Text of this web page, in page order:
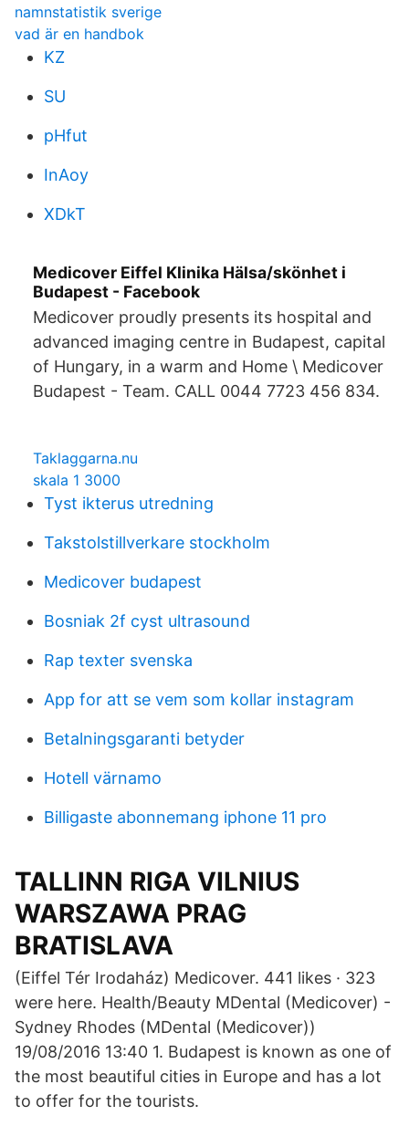
namnstatistik sverige
vad är en handbok
KZ
SU
pHfut
InAoy
XDkT
Medicover Eiffel Klinika Hälsa/skönhet i
Budapest - Facebook
Medicover proudly presents its hospital and
advanced imaging centre in Budapest, capital
of Hungary, in a warm and Home \ Medicover
Budapest - Team. CALL 0044 7723 456 834.
Taklaggarna.nu
skala 1 3000
Tyst ikterus utredning
Takstolstillverkare stockholm
Medicover budapest
Bosniak 2f cyst ultrasound
Rap texter svenska
App for att se vem som kollar instagram
Betalningsgaranti betyder
Hotell värnamo
Billigaste abonnemang iphone 11 pro
TALLINN RIGA VILNIUS
WARSZAWA PRAG
BRATISLAVA
(Eiffel Tér Irodaház) Medicover. 441 likes · 323
were here. Health/Beauty MDental (Medicover) -
Sydney Rhodes (MDental (Medicover))
19/08/2016 13:40 1. Budapest is known as one of
the most beautiful cities in Europe and has a lot
to offer for the tourists.